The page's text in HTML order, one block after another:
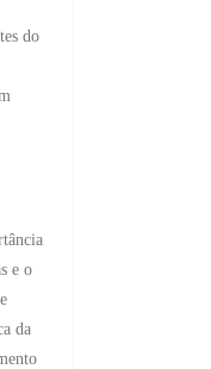
do
e o
da